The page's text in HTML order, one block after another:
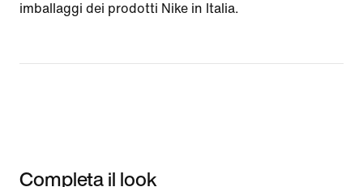
imballaggi dei prodotti Nike in Italia.
Completa il look